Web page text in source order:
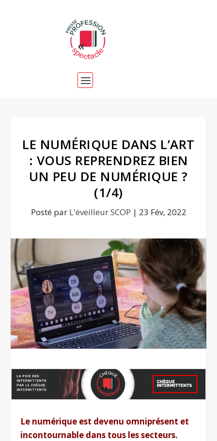
LE NUMÉRIQUE DANS L’ART
: VOUS REPRENDREZ BIEN
UN PEU DE NUMÉRIQUE ?
(1/4)
Posté par L'éveilleur SCOP | 23 Fév, 2022
Le numérique est devenu omniprésent et
incontournable dans tous les secteurs.